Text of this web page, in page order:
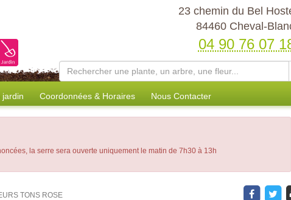
23 chemin du Bel
84460 Cheval-
04 90 76 07
jardin Coordonnées & Horaires Nous Contacter
la serre sera ouverte uniquement le matin de 7h30 à 13h
TONS ROSE